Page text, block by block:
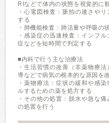
RIなどで体内の状態を視覚的に
・心電図検査：脈拍の速さや
する
・肺機能検査：肺活量や呼吸の
・感染症の迅速検査：インフ
症などを短時間で判定する
■内科で行う主な治療法
・生活習慣の改善（非薬物療
導などで病気の根本的な原因を
・薬物療法：症状の緩和や感
ルするための薬を処方する
・その他の処置：脱水や急な
の処置を行う